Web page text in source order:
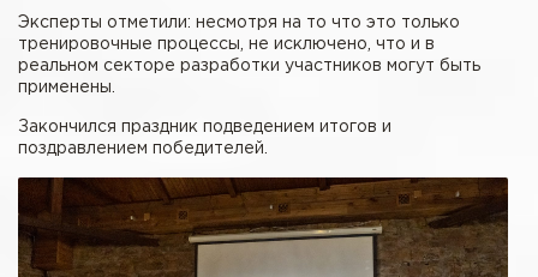
Эксперты отметили: несмотря на то что это только
тренировочные процессы, не исключено, что и в
реальном секторе разработки участников могут быть
применены.
Закончился праздник подведением итогов и
поздравлением победителей.